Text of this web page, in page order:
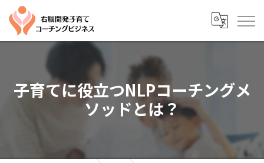
子育てに役立つNLPコーチングメ
ソッドとは？